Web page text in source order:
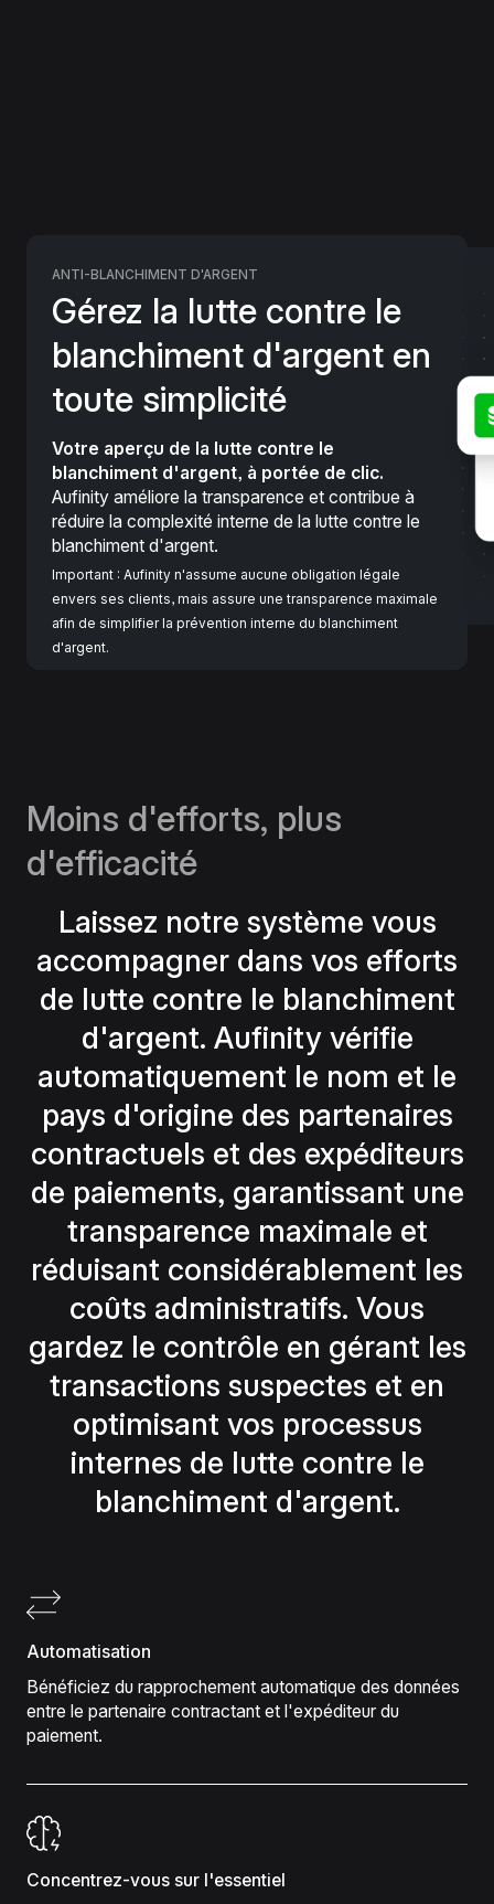
ANTI-BLANCHIMENT D'ARGENT
Gérez la lutte contre le
blanchiment d'argent en
toute simplicité
Votre aperçu de la lutte contre le
blanchiment d'argent, à portée de clic.
Aufinity améliore la transparence et contribue à
réduire la complexité interne de la lutte contre le
blanchiment d'argent.
Important : Aufinity n'assume aucune obligation légale
envers ses clients, mais assure une transparence maximale
afin de simplifier la prévention interne du blanchiment
d'argent.
Moins d'efforts, plus
d'efficacité
Laissez notre système vous
accompagner dans vos efforts
de lutte contre le blanchiment
d'argent. Aufinity vérifie
automatiquement le nom et le
pays d'origine des partenaires
contractuels et des expéditeurs
de paiements, garantissant une
transparence maximale et
réduisant considérablement les
coûts administratifs. Vous
gardez le contrôle en gérant les
transactions suspectes et en
optimisant vos processus
internes de lutte contre le
blanchiment d'argent.
Automatisation
Bénéficiez du rapprochement automatique des données
entre le partenaire contractant et l'expéditeur du
paiement.
Concentrez-vous sur l'essentiel